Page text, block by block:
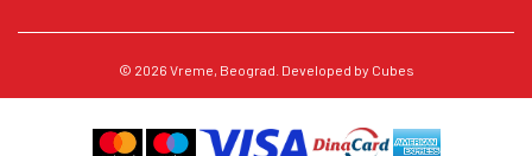
© 2026 Vreme, Beograd. Developed by Cubes